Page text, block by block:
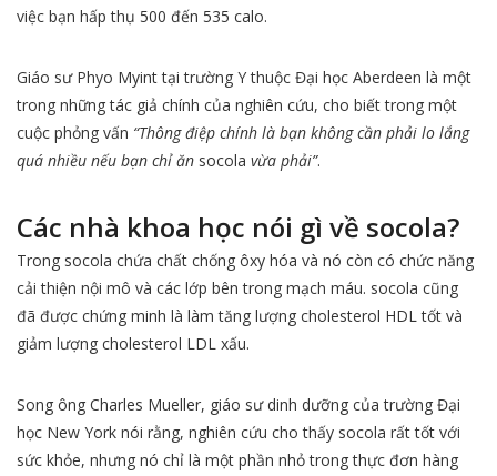
việc bạn hấp thụ 500 đến 535 calo.
Giáo sư Phyo Myint tại trường Y thuộc Đại học Aberdeen là một
trong những tác giả chính của nghiên cứu, cho biết trong một
cuộc phỏng vấn “Thông điệp chính là bạn không cần phải lo lắng
quá nhiều nếu bạn chỉ ăn socola vừa phải”.
Các nhà khoa học nói gì về socola?
Trong socola chứa chất chống ôxy hóa và nó còn có chức năng
cải thiện nội mô và các lớp bên trong mạch máu. socola cũng
đã được chứng minh là làm tăng lượng cholesterol HDL tốt và
giảm lượng cholesterol LDL xấu.
Song ông Charles Mueller, giáo sư dinh dưỡng của trường Đại
học New York nói rằng, nghiên cứu cho thấy socola rất tốt với
sức khỏe, nhưng nó chỉ là một phần nhỏ trong thực đơn hàng